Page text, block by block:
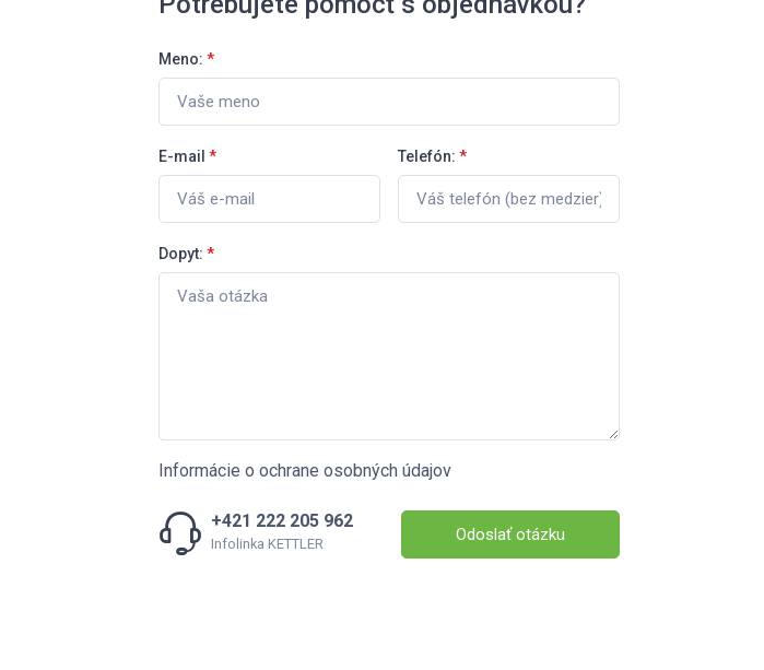
Meno: *
E-mail * Telefón: *
Dopyt: *
Informácie o ochrane osobných údajov
+421 222 205 962
Infolinka KETTLER Odoslať otázku